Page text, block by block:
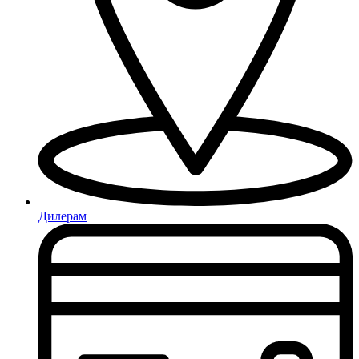
Дилерам